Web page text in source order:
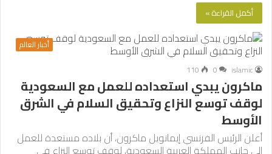
أكمل القراءة »
أخبار العالم
islamic
0
110
ماكرون يبدي استعداده للعمل مع السعودية
لوقف توسع النزاع وتحقيق السلام في الشرق
الأوسط
أعلن الرئيس الفرنسي إيمانويل ماكرون، أن بلاده مستعدة للعمل
إلى جانب المملكة العربية السعودية، لوقف توسع النزاع في